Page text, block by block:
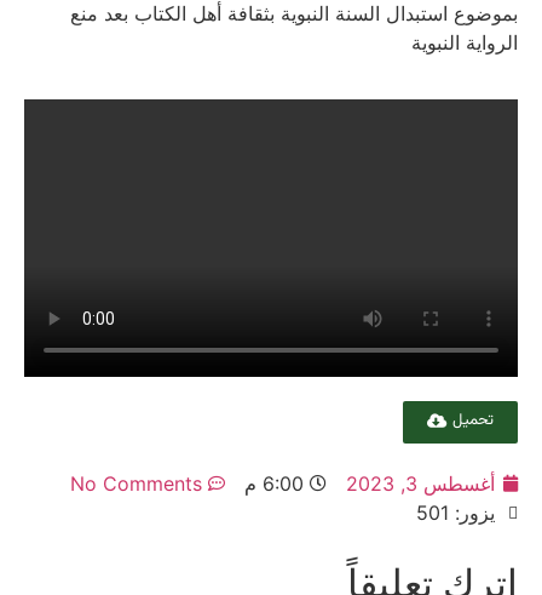
بموضوع استبدال السنة النبوية بثقافة أهل الكتاب بعد منع
الرواية النبوية
تحميل
أغسطس 3, 2023 6:00 م
No Comments
يزور: 501
اترك تعليقاً